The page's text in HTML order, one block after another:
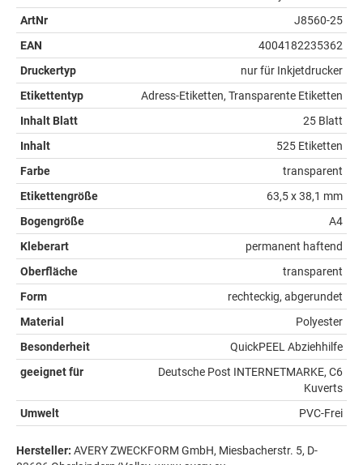
ArtNr
J8560-25
EAN
4004182235362
Druckertyp
nur für Inkjetdrucker
Etikettentyp
Adress-Etiketten, Transparente Etiketten
Inhalt Blatt
25 Blatt
Inhalt
525 Etiketten
Farbe
transparent
Etikettengröße
63,5 x 38,1 mm
Bogengröße
A4
Kleberart
permanent haftend
Oberfläche
transparent
Form
rechteckig, abgerundet
Material
Polyester
Besonderheit
QuickPEEL Abziehhilfe
geeignet für
Deutsche Post INTERNETMARKE, C6
Kuverts
Umwelt
PVC-Frei
Hersteller: AVERY ZWECKFORM GmbH, Miesbacherstr. 5, D-